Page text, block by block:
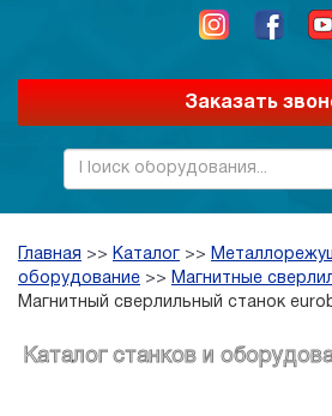
Заказать
Главная >> Каталог >>
оборудование >> Магнитные
Магнитный сверлильный станок
Каталог станков и